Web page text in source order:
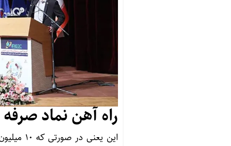
راه آهن نماد